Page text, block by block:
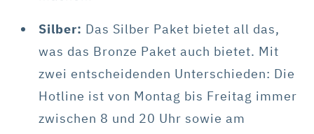
Silber: Das Silber Paket bietet all das,
was das Bronze Paket auch bietet. Mit
zwei entscheidenden Unterschieden: Die
Hotline ist von Montag bis Freitag immer
zwischen 8 und 20 Uhr sowie am